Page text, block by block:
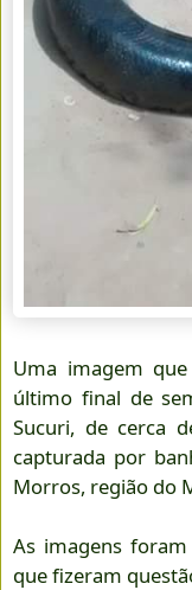
Uma imagem
último final de
Sucuri, de cerca
capturada por
Morros, região do
As imagens
que fizeram